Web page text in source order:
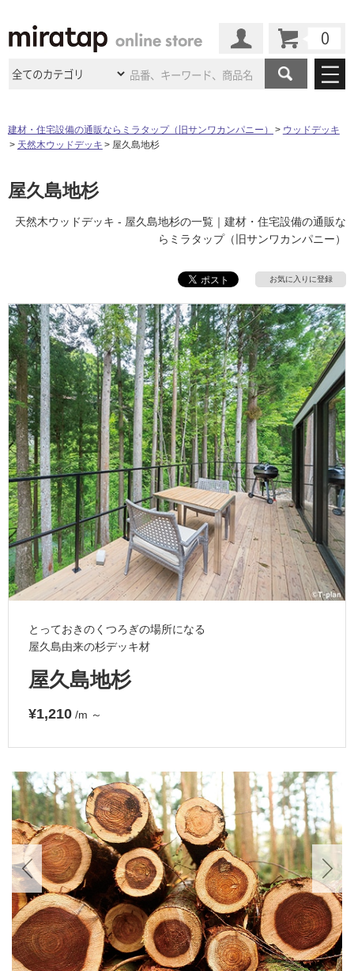
商品カテゴリ
キッチン
ム）・トイレ
建具・玄関
ウッドデッキ フローリング・床材
収納 インテリア・家具
照明 ペット用品
内装用建材 パネル・壁材
ロートアイアン 天然石・石材
メンテナンス・施工材 新商品
施工事例
施工事例
ミラタップ のあるくらし お客様訪問インタビュー
ショールームのご案内 東京ショールーム
名古屋ショールーム 京都ショールーム
福岡ショールーム 札幌スマートショールー
ム
横浜スマートショールー
ム
ウェルビーみのおHDC
BOX
初めての方へ
よくある質問 お問い合わせ
修理お問い合わせ クレーム公開
説明書・図面検索 水まわり3年保証
お役立ち情報 住まいのスタイリング
アイデア
ミラタップチャンネル
オンライン相談
その他サービス
ミラタップと創る家
ASOLIE
工事会社紹介Coziコンシ
ェルジュ
自分らしい家づくり
SUVACO
最高のリノベ会社がみつ
かるリノベりす
建材・住宅設備の通販ならミラタップ（旧サンワカンパニー）
ウッドデッキ
天然木ウッドデッキ
屋久島地杉
屋久島地杉
天然木ウッドデッキ - 屋久島地杉の一覧｜建材・住宅設備の通販な
らミラタップ（旧サンワカンパニー）
お気に入りに登録
とっておきのくつろぎの場所になる
屋久島由来の杉デッキ材
屋久島地杉
¥1,210 /m ～